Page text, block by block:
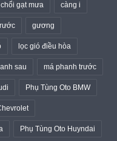
chổi gạt mưa càng i
gương
lọc gió điều hòa
sau má phanh trước
Phụ Tùng Oto BMW
Phụ Tùng Oto Huyndai